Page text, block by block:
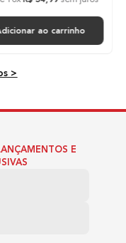
ao carrinho
>
E